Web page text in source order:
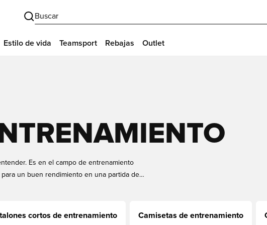
Buscar
Estilo de vida Teamsport Rebajas Outlet
Es en el campo de entrenamiento
un buen rendimiento en una partida de
En Unisport encontrará una amplia
a todas las estaciones, tallas y colores, así
cortos de entrenamiento Camisetas de entrenamiento